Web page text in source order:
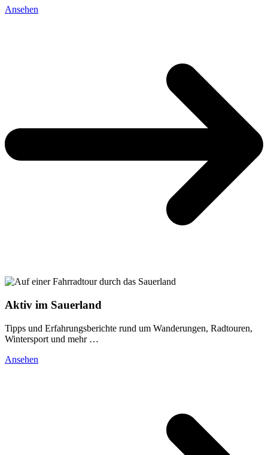
Ansehen
Aktiv im Sauerland
Tipps und Erfahrungsberichte rund um Wanderungen, Radtouren,
Wintersport und mehr …
Ansehen